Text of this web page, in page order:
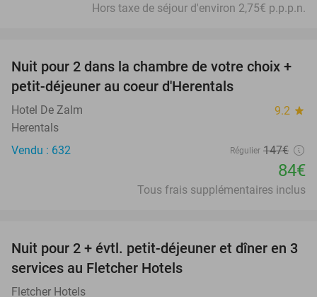
Hors taxe de séjour d'environ 2,75€ p.p.p.n.
43%
Nuit pour 2 dans la chambre de votre choix +
petit-déjeuner au coeur d'Herentals
Hotel De Zalm 9.2 star
Herentals
Vendu : 632
Régulier 147€
84€
Tous frais supplémentaires inclus
Nuit pour 2 + évtl. petit-déjeuner et dîner en 3
services au Fletcher Hotels
Fletcher Hotels